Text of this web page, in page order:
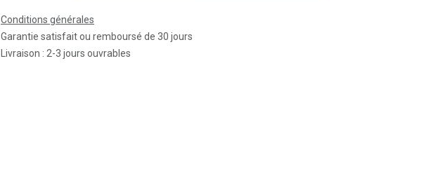
Conditions générales
Garantie satisfait ou remboursé de 30 jours
Livraison : 2-3 jours ouvrables